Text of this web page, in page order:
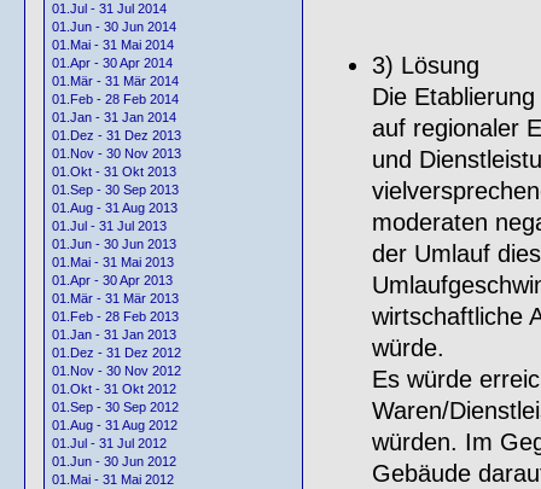
01.Jul - 31 Jul 2014
01.Jun - 30 Jun 2014
01.Mai - 31 Mai 2014
01.Apr - 30 Apr 2014
01.Mär - 31 Mär 2014
01.Feb - 28 Feb 2014
01.Jan - 31 Jan 2014
01.Dez - 31 Dez 2013
01.Nov - 30 Nov 2013
01.Okt - 31 Okt 2013
01.Sep - 30 Sep 2013
01.Aug - 31 Aug 2013
01.Jul - 31 Jul 2013
01.Jun - 30 Jun 2013
01.Mai - 31 Mai 2013
01.Apr - 30 Apr 2013
01.Mär - 31 Mär 2013
01.Feb - 28 Feb 2013
01.Jan - 31 Jan 2013
01.Dez - 31 Dez 2012
01.Nov - 30 Nov 2012
01.Okt - 31 Okt 2012
01.Sep - 30 Sep 2012
01.Aug - 31 Aug 2012
01.Jul - 31 Jul 2012
01.Jun - 30 Jun 2012
01.Mai - 31 Mai 2012
3) Lösung
Die
auf regionaler
und
moderaten
der Umlauf
wirtschaftliche
würde.
Es würde
Waren/
würden. Im
Gebäude